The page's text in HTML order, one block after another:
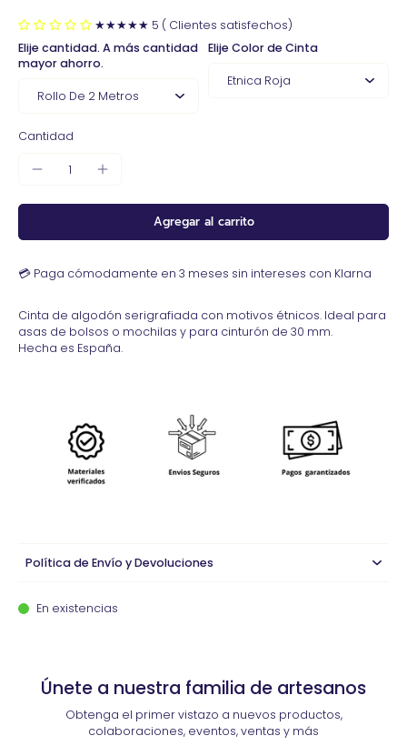
★★★★★ 5 ( Clientes satisfechos)
Elije cantidad. A más cantidad
mayor ahorro.
Elije Color de Cinta
Cantidad
Agregar al carrito
💳 Paga cómodamente en 3 meses sin intereses con Klarna
Cinta de algodón serigrafiada con motivos étnicos. Ideal para
asas de bolsos o mochilas y para cinturón de 30 mm.
Hecha es España.
Política de Envío y Devoluciones
En existencias
Únete a nuestra familia de artesanos
Obtenga el primer vistazo a nuevos productos,
colaboraciones, eventos, ventas y más